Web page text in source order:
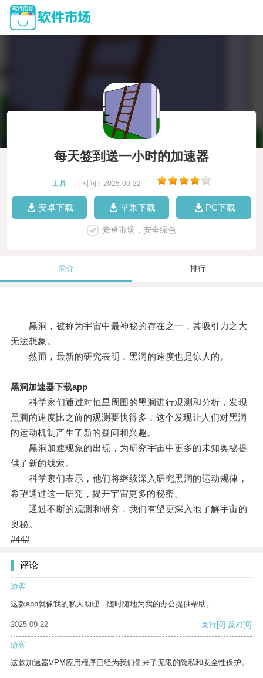
每天签到送一小时的加速器
工具 时间：2025-09-22
安卓下载 苹果下载 PC下载
安卓市场，安全绿色
简介 排行
黑洞，被称为宇宙中最神秘的存在之一，其吸引力之大
无法想象。
然而，最新的研究表明，黑洞的速度也是惊人的。
黑洞加速器下载app
科学家们通过对恒星周围的黑洞进行观测和分析，发现
黑洞的速度比之前的观测要快得多，这个发现让人们对黑洞
的运动机制产生了新的疑问和兴趣。
黑洞加速现象的出现，为研究宇宙中更多的未知奥秘提
供了新的线索。
科学家们表示，他们将继续深入研究黑洞的运动规律，
希望通过这一研究，揭开宇宙更多的秘密。
通过不断的观测和研究，我们有望更深入地了解宇宙的
奥秘。
#44#
评论
游客
这款app就像我的私人助理，随时随地为我的办公提供帮助。
2025-09-22 支持[0] 反对[0]
游客
这款加速器VPM应用程序已经为我们带来了无限的隐私和安全性保护。